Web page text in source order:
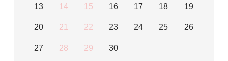
13 14 15 16 17 18 19
20 21 22 23 24 25 26
27 28 29 30